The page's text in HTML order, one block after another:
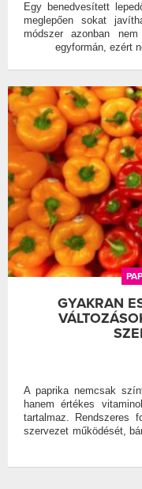
Egy benedvesített
meglepően sokat
módszer azonban
egyformán, ezért
GYAKRAN
A paprika nemcsak
hanem értékes
tartalmaz. Rendszeres
szervezet működését,